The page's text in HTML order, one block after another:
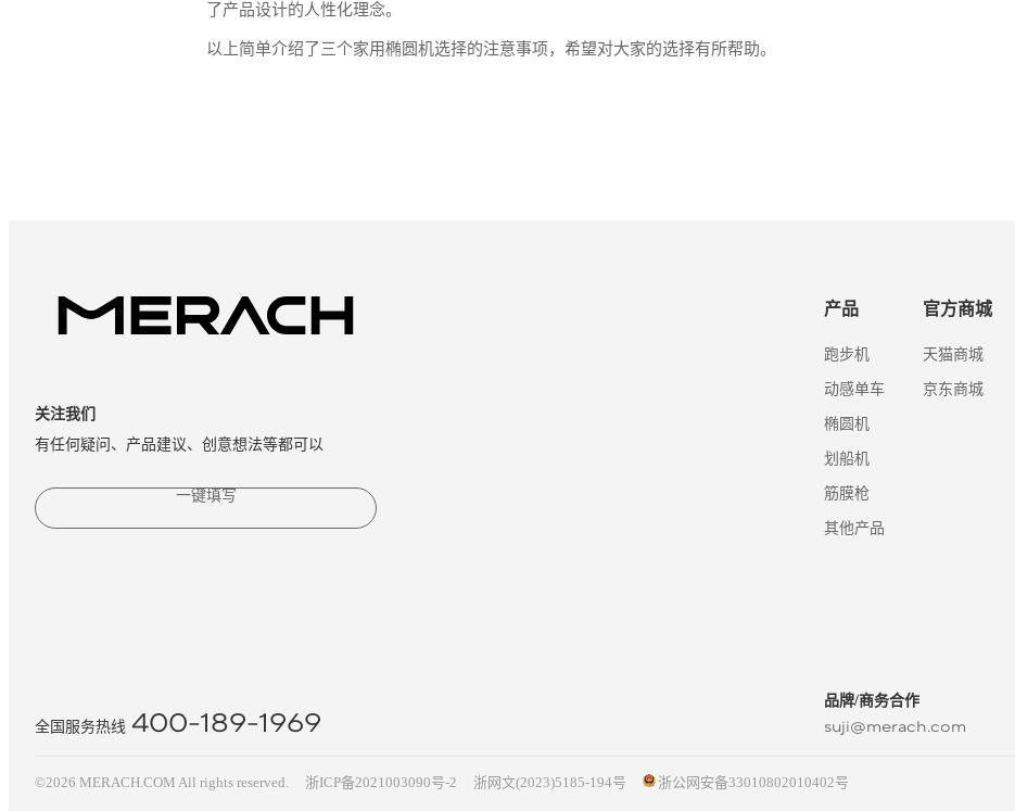
了产品设计的人性化理念。
以上简单介绍了三个家用椭圆机选择的注意事项，希望对大家的选择有所帮助。
关注我们
有任何疑问、产品建议、创意想法等都可以
一键填写
全国服务热线 400-189-1969
产品
跑步机
动感单车
椭圆机
划船机
筋膜枪
其他产品
官方商城
天猫商城
京东商城
品牌/商务合作
suji@merach.com
©2026 MERACH.COM All rights reserved. 浙ICP备2021003090号-2 浙网文(2023)5185-194号 浙公网安备33010802010402号